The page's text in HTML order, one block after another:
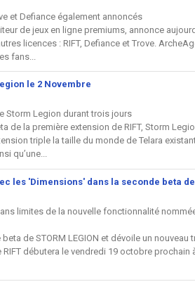
et Defiance également annoncés
de jeux en ligne premiums, annonce
licences : RIFT, Defiance et Trove.
fans...
le 2 Novembre
Storm Legion durant trois jours
de la première extension de RIFT, Storm
triple la taille du monde de Telara
qu’une...
les 'Dimensions' dans la seconde beta
limites de la nouvelle fonctionnalité
de STORM LEGION et dévoile un
débutera le vendredi 19 octobre